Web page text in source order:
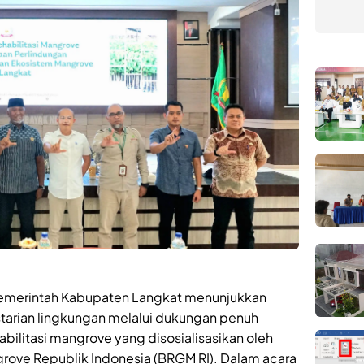
Kabupaten Langkat menunjukkan
lingkungan melalui dukungan penuh
mangrove yang disosialisasikan oleh
Republik Indonesia (BRGM RI). Dalam acara